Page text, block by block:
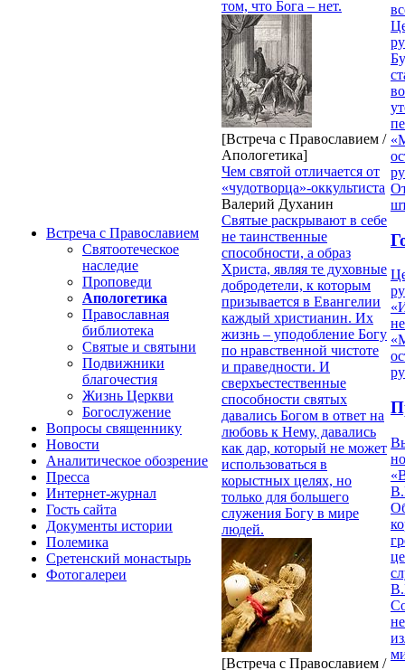
Встреча с Православием
Святоотеческое
наследие
Проповеди
Апологетика
Православная
библиотека
Святые и святыни
Подвижники
благочестия
Жизнь Церкви
Богослужение
Вопросы священнику
Новости
Аналитическое обозрение
Пресса
Интернет-журнал
Гость сайта
Документы истории
Полемика
Сретенский монастырь
Фотогалереи
том, что Бога – нет.
[Встреча с Православием /
Апологетика]
Чем святой отличается от
«чудотворца»-оккультиста
Валерий Духанин
Святые раскрывают в себе
не таинственные
способности, а образ
Христа, являя те духовные
добродетели, к которым
призывается в Евангелии
каждый христианин. Их
жизнь – уподобление Богу
по нравственной чистоте
и праведности. И
сверхъестественные
способности святых
давались Богом в ответ на
любовь к Нему, давались
как дар, который не может
использоваться в
корыстных целях, но
только для большего
служения Богу в мире
людей.
[Встреча с Православием /